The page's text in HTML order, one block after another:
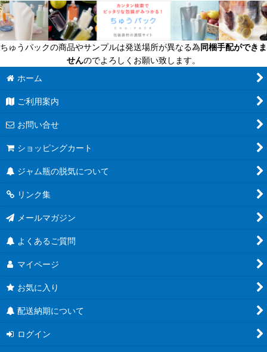
ちゅうパックの商品やサンプルは発送場所が異なる為同梱手配ができま
せんのでよろしくお願い致します。
ホーム
ご利用案内
お問い合せ
ショッピングカート
ジャム瓶の脱気について
リンク集
メールマガジン
よくあるご質問
マイページ
お気に入り
配送納期について
ログイン